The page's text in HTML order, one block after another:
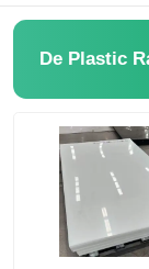
PP-buizen
De Plastic